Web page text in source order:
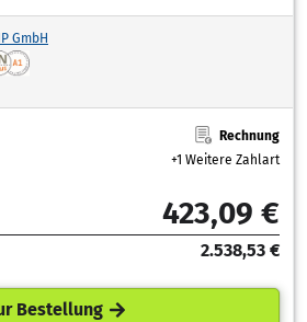
GmbH
Rechnung
+1 Weitere Zahlart
423,09 €
2.538,53 €
Bestellung